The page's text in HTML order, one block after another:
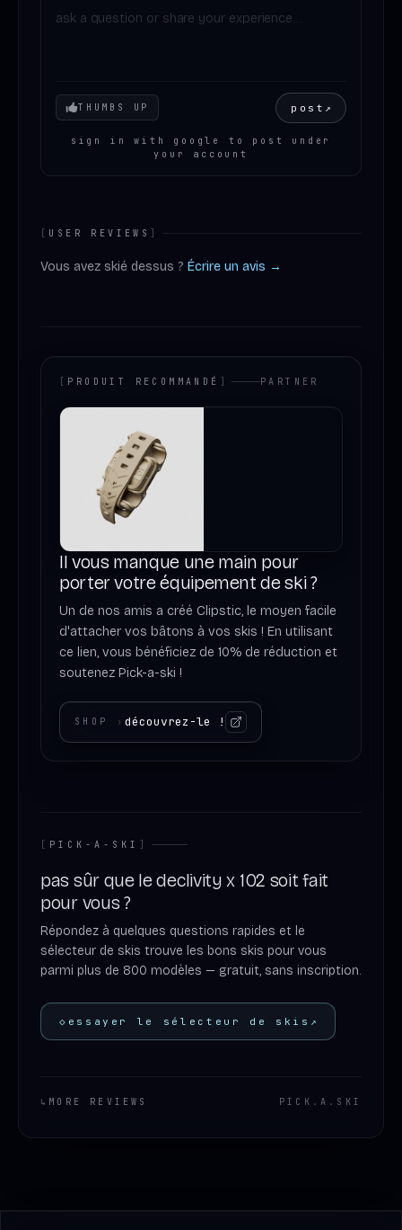
Your mood
THUMBS UP post ↗
sign in with google to post under
your account
[ USER REVIEWS ]
Vous avez skié dessus ? Écrire un avis →
[ PRODUIT RECOMMANDÉ ] PARTNER
Il vous manque une main pour
porter votre équipement de ski ?
Un de nos amis a créé Clipstic, le moyen facile
d'attacher vos bâtons à vos skis ! En utilisant
ce lien, vous bénéficiez de 10% de réduction et
soutenez Pick-a-ski !
SHOP ›découvrez-le !
[ PICK-A-SKI ]
pas sûr que le declivity x 102 soit fait
pour vous ?
Répondez à quelques questions rapides et le
sélecteur de skis trouve les bons skis pour vous
parmi plus de 800 modèles — gratuit, sans inscription.
◇ essayer le sélecteur de skis ↗
↳ MORE REVIEWS PICK . A . SKI